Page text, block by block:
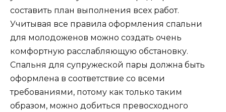
составить план выполнения всех работ.
Учитывая все правила оформления спальни
для молодоженов можно создать очень
комфортную расслабляющую обстановку.
Спальня для супружеской пары должна быть
оформлена в соответствие со всеми
требованиями, потому как только таким
образом, можно добиться превосходного